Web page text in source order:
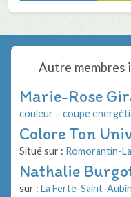
Autre membres
Marie-Rose
couleur – coupe
Colore Ton
Situé sur : Romorantin-
Nathalie
sur : La Ferté-Saint-Aubin